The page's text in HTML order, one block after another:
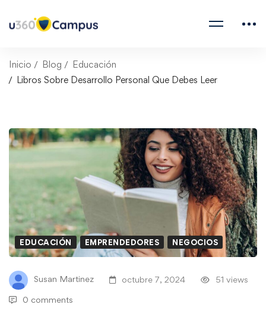
Inicio Blog
Educación
Libros Sobre Desarrollo Personal Que Debes Leer
EDUCACIÓN EMPRENDEDORES NEGOCIOS
Susan Martinez octubre 7, 2024 51 views
0 comments